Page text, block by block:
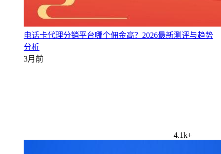
电话卡代理分销平台哪个佣金高？2026最新测评与趋势
分析
3月前
4.1k+